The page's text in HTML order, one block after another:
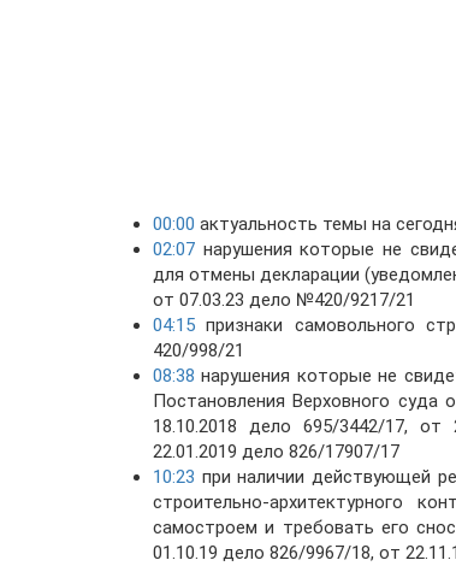
00:00 актуальность темы на
02:07 нарушения которые не
для отмены декларации
от 07.03.23 дело №420/9217/21
04:15 признаки самовольного
420/998/21
08:38 нарушения которые не
Постановления Верховного суда
18.10.2018 дело 695/3442/17,
22.01.2019 дело 826/17907/17
10:23 при наличии действующей
строительно-архитектурного
самостроем и требовать его
01.10.19 дело 826/9967/18, от